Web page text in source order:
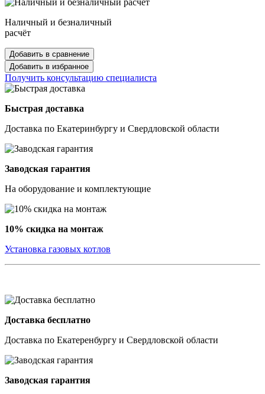
Наличный и безналичный
расчёт
Добавить в сравнение
Добавить в избранное
Получить консультацию специалиста
Быстрая доставка
Доставка по Екатеринбургу и Свердловской области
Заводская гарантия
На оборудование и комплектующие
10% скидка на монтаж
Установка газовых котлов
Доставка бесплатно
Доставка по Екатеренбургу и Свердловской области
Заводская гарантия